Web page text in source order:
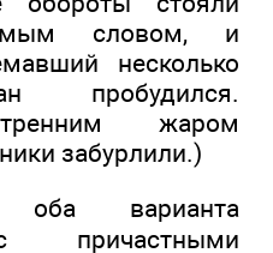
словом, и
несколько
пробудился.
жаром
забурлили.)
варианта
причастными